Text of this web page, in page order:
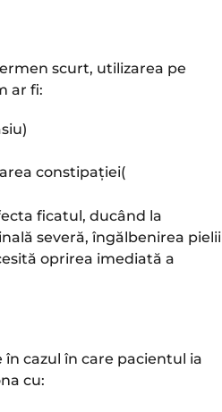
scurt, utilizarea pe
ar fi:
constipației​(
ficatul, ducând la
severă, îngălbenirea pielii
oprirea imediată a
cazul în care pacientul ia
cu: